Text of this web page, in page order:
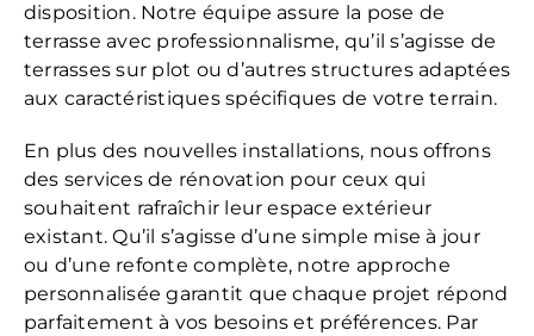
disposition. Notre équipe assure la pose de
terrasse avec professionnalisme, qu’il s’agisse de
terrasses sur plot ou d’autres structures adaptées
aux caractéristiques spécifiques de votre terrain.
En plus des nouvelles installations, nous offrons
des services de rénovation pour ceux qui
souhaitent rafraîchir leur espace extérieur
existant. Qu’il s’agisse d’une simple mise à jour
ou d’une refonte complète, notre approche
personnalisée garantit que chaque projet répond
parfaitement à vos besoins et préférences. Par